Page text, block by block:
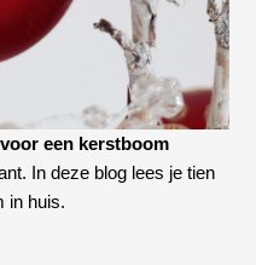
een kerstboom
In deze blog lees je tien
in huis.